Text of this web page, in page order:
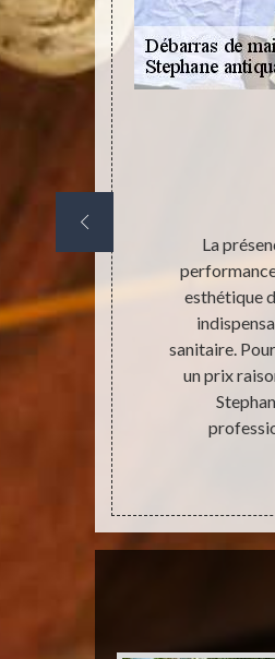
plus
pour
La
esthétique
sanitaire.
un prix